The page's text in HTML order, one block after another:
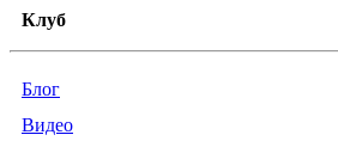
Клуб
Блог
Видео